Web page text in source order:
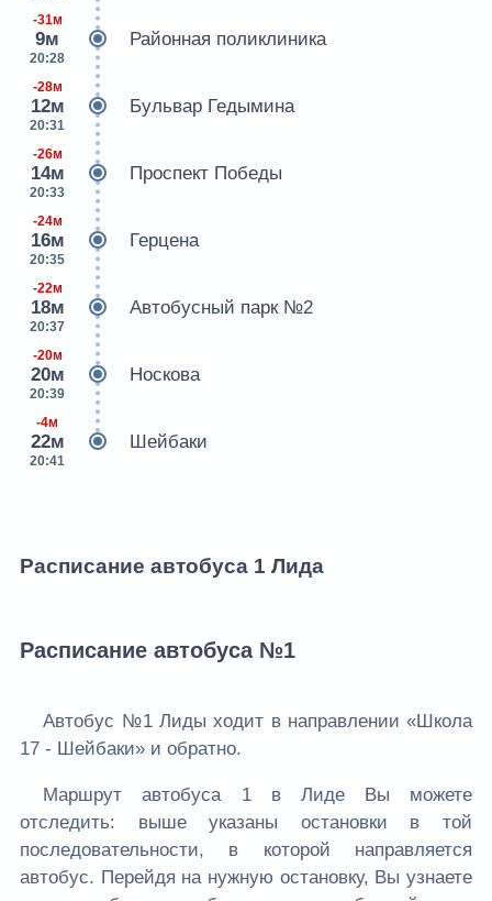
-31м
9м
20:28
Районная поликлиника
-28м
12м
20:31
Бульвар Гедымина
-26м
14м
20:33
Проспект Победы
-24м
16м
20:35
Герцена
-22м
18м
20:37
Автобусный парк №2
-20м
20м
20:39
Носкова
-4м
22м
20:41
Шейбаки
Расписание автобуса 1 Лида
Расписание автобуса №1
Автобус №1 Лиды ходит в направлении «Школа
17 - Шейбаки» и обратно.
Маршрут автобуса 1 в Лиде Вы можете
отследить: выше указаны остановки в той
последовательности, в которой направляется
автобус. Перейдя на нужную остановку, Вы узнаете